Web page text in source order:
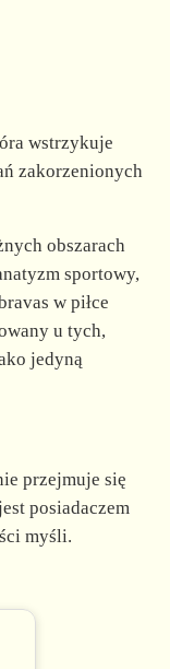
wstrzykuje
zakorzenionych
obszarach
sportowy,
w piłce
u tych,
jedyną
przejmuje się
posiadaczem
myśli.